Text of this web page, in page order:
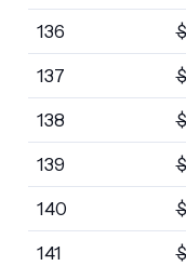
136 $
137 $
138 $
139 $
140 $
141 $